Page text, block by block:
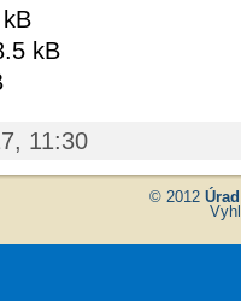
kB
11:30
© 2012